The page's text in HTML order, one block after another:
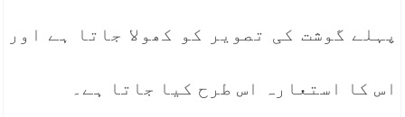
پہلے گوشت کی تصویر کو کھولا جاتا ہے اور
اس کا استعارہ اس طرح کیا جاتا ہے۔